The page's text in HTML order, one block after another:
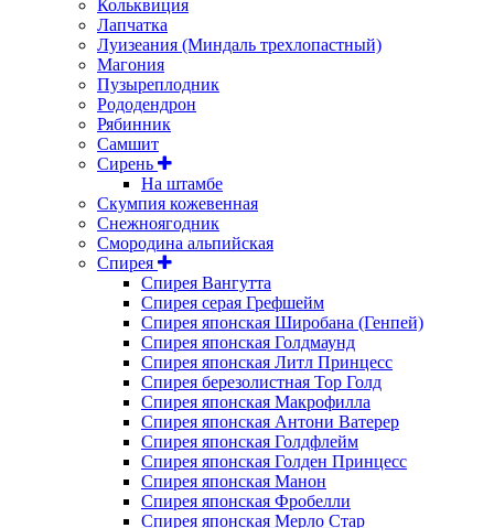
Кольквиция
Лапчатка
Луизеания (Миндаль трехлопастный)
Магония
Пузыреплодник
Рододендрон
Рябинник
Самшит
Сирень
На штамбе
Скумпия кожевенная
Снежноягодник
Смородина альпийская
Спирея
Спирея Вангутта
Спирея серая Грефшейм
Спирея японская Широбана (Генпей)
Спирея японская Голдмаунд
Спирея японская Литл Принцесс
Спирея березолистная Тор Голд
Спирея японская Макрофилла
Спирея японская Антони Ватерер
Спирея японская Голдфлейм
Спирея японская Голден Принцесс
Спирея японская Манон
Спирея японская Фробелли
Спирея японская Мерло Стар